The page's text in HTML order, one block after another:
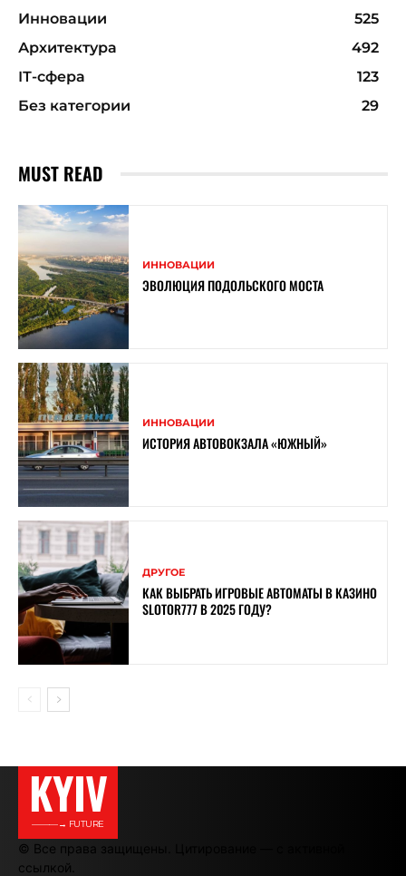
Инновации
525
Архитектура
492
ІТ-сфера
123
Без категории
29
MUST READ
ИННОВАЦИИ
ЭВОЛЮЦИЯ ПОДОЛЬСКОГО МОСТА
ИННОВАЦИИ
ИСТОРИЯ АВТОВОКЗАЛА «ЮЖНЫЙ»
ДРУГОЕ
КАК ВЫБРАТЬ ИГРОВЫЕ АВТОМАТЫ В КАЗИНО
SLOTOR777 В 2025 ГОДУ?
KYIV
———→ FUTURE
© Все права защищены. Цитирование — с активной
ссылкой.